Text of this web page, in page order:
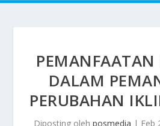
DALAM
PERUBAHAN
Diposting oleh posmedia | Feb